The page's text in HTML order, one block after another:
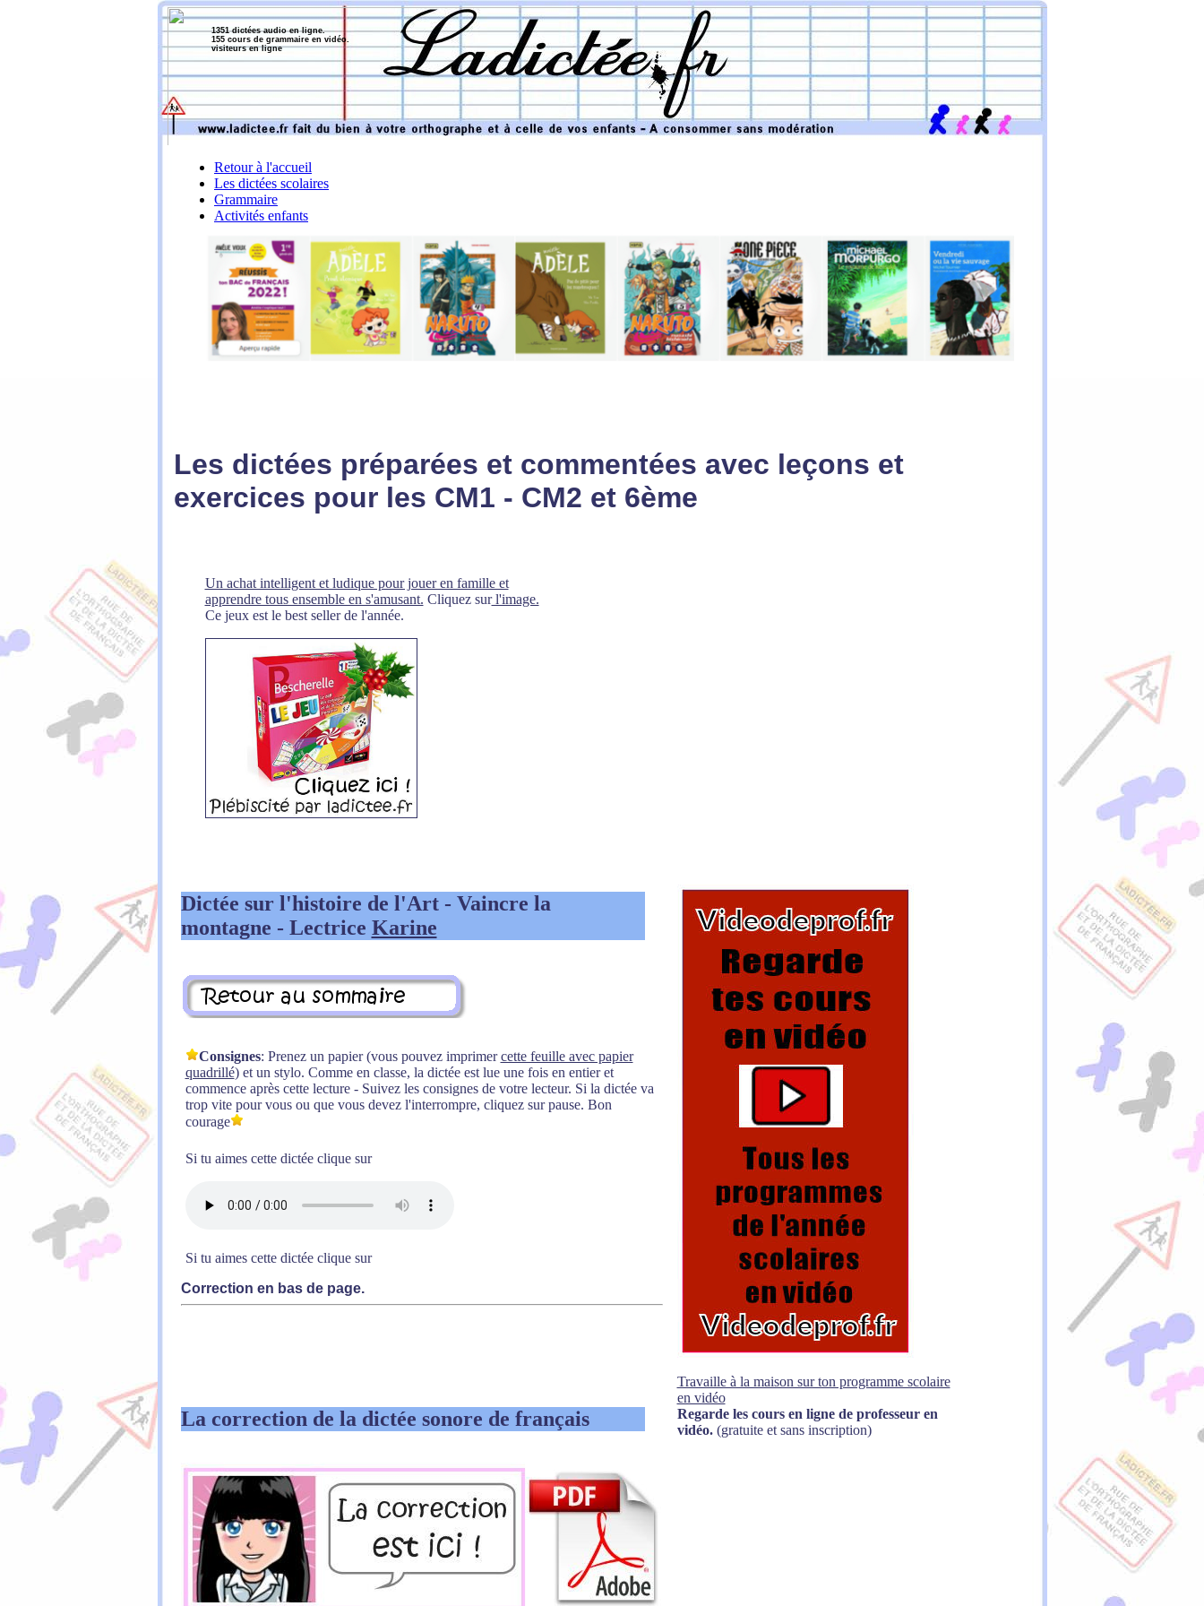
Les dictées préparées et commentées avec leçons et
exercices pour les CM1 - CM2 et 6ème
Un achat intelligent et ludique pour jouer en famille et
apprendre tous ensemble en s'amusant. Cliquez surl'image.
Ce jeux est le best seller de l'année.
Dictée sur l'histoire de l'Art - Vaincre la
montagne - Lectrice Karine
Travaille à la maison sur ton programme scolaire
en vidéo
Regarde les cours en ligne de professeur en
vidéo.(gratuite et sans inscription)
Consignes: Prenez un papier (vous pouvez imprimercette feuille avec papier
quadrillé) et un stylo. Comme en classe, la dictée est lue une fois en entier et
commence après cette lecture - Suivez les consignes de votre lecteur. Si la dictée va
trop vite pour vous ou que vous devez l'interrompre, cliquez sur pause. Bon
courage
Si tu aimes cette dictée clique sur
Si tu aimes cette dictée clique sur
Correction en bas de page.
La correction de la dictée sonore de français